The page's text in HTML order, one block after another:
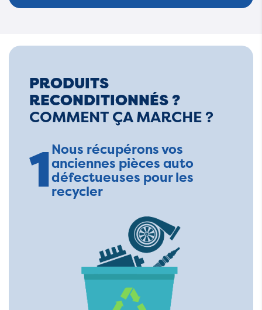
PRODUITS
RECONDITIONNÉS ?
COMMENT ÇA MARCHE ?
1Nous récupérons vos
anciennes pièces auto
défectueuses pour les
recycler